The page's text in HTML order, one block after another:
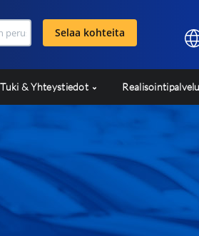
Selaa kohteita
Tuki & Yhteystiedot